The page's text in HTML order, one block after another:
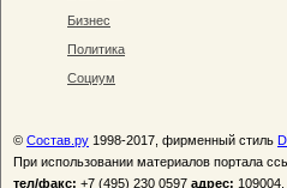
Бизнес
Политика
Социум
© Состав.ру 1998-2017, фирменный стиль
При использовании материалов портала
тел/факс: +7 (495) 230 0597 адрес: